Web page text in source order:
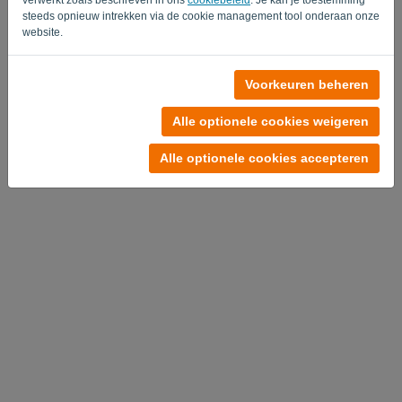
steeds opnieuw intrekken via de cookie management tool onderaan onze
website.
Voorkeuren beheren
Alle optionele cookies weigeren
Alle optionele cookies accepteren
Probeer nu gratis
Algemene voorwaarden